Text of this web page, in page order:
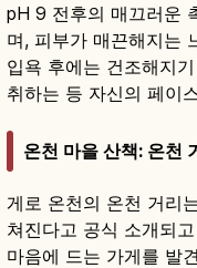
pH 9 전후의 매끄러운
며, 피부가 매끈해지는
입욕 후에는 건조해지
취하는 등 자신의 페이
온천 마을 산책: 온천
게로 온천의 온천 거리
쳐진다고 공식 소개되
마음에 드는 가게를 발